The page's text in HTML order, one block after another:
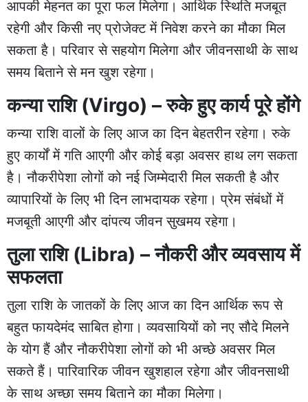
आपकी मेहनत का पूरा फल मिलेगा। आर्थिक स्थिति मजबूत
रहेगी और किसी नए प्रोजेक्ट में निवेश करने का मौका मिल
सकता है। परिवार से सहयोग मिलेगा और जीवनसाथी के साथ
समय बिताने से मन खुश रहेगा।
कन्या राशि (Virgo) – रुके हुए कार्य पूरे होंगे
कन्या राशि वालों के लिए आज का दिन बेहतरीन रहेगा। रुके
हुए कार्यों में गति आएगी और कोई बड़ा अवसर हाथ लग सकता
है। नौकरीपेशा लोगों को नई जिम्मेदारी मिल सकती है और
व्यापारियों के लिए भी दिन लाभदायक रहेगा। प्रेम संबंधों में
मजबूती आएगी और दांपत्य जीवन सुखमय रहेगा।
तुला राशि (Libra) – नौकरी और व्यवसाय में
सफलता
तुला राशि के जातकों के लिए आज का दिन आर्थिक रूप से
बहुत फायदेमंद साबित होगा। व्यवसायियों को नए सौदे मिलने
के योग हैं और नौकरीपेशा लोगों को भी अच्छे अवसर मिल
सकते हैं। पारिवारिक जीवन खुशहाल रहेगा और जीवनसाथी
के साथ अच्छा समय बिताने का मौका मिलेगा।